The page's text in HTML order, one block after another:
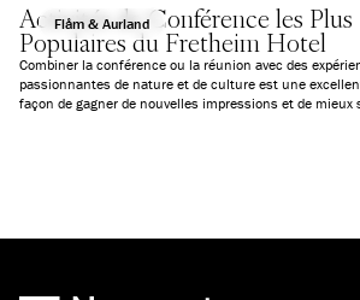
Flåm & Aurland
Activités de Conférence les Plus
Populaires du Fretheim Hotel
Combiner la conférence ou la réunion avec des
passionnantes de nature et de culture est une
façon de gagner de nouvelles impressions et de mieux